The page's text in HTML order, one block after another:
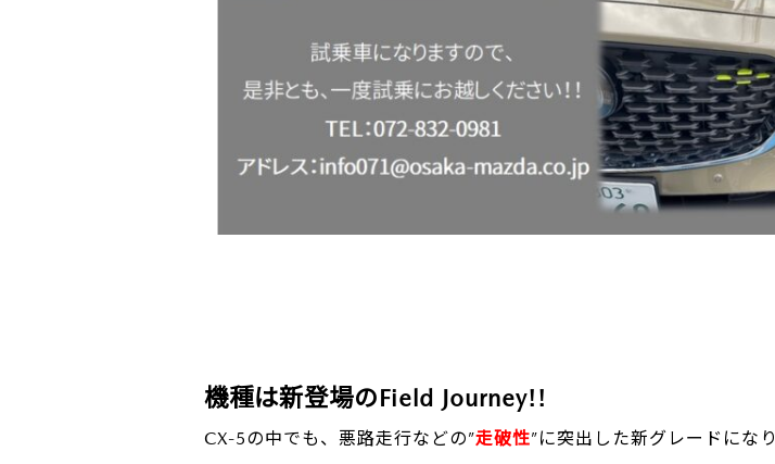
機種は新登場のField Journey!!
CX-5の中でも、悪路走行などの”走破性”に突出した新グレードにな